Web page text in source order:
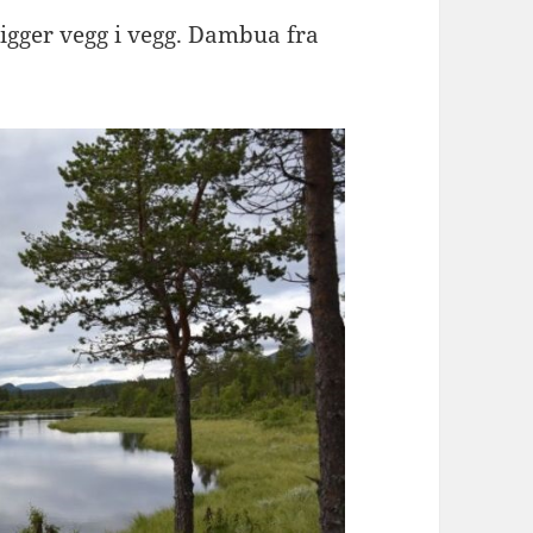
vegg i vegg. Dambua fra